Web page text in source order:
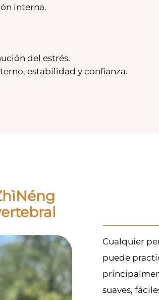
interna.
del estrés.
estabilidad y confianza.
Cualquier
puede
suaves,